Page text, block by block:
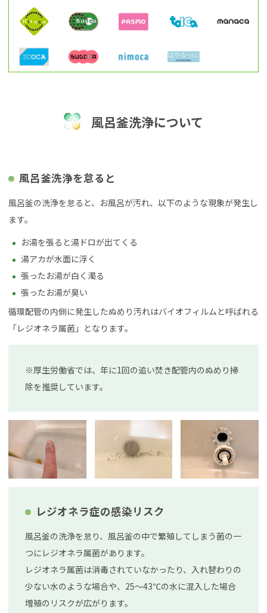
風呂釜洗浄について
風呂釜洗浄を怠ると
風呂釜の洗浄を怠ると、お風呂が汚れ、以下のような現象が発生し
ます。
お湯を張ると湯ドロが出てくる
湯アカが水面に浮く
張ったお湯が白く濁る
張ったお湯が臭い
循環配管の内側に発生したぬめり汚れはバイオフィルムと呼ばれる
「レジオネラ属菌」となります。
※厚生労働省では、年に1回の追い焚き配管内のぬめり掃
除を推奨しています。
レジオネラ症の感染リスク
風呂釜の洗浄を怠り、風呂釜の中で繁殖してしまう菌の一
つにレジオネラ属菌があります。
レジオネラ属菌は消毒されていなかったり、入れ替わりの
少ない水のような場合や、25～43℃の水に混入した場合
増殖のリスクが広がります。